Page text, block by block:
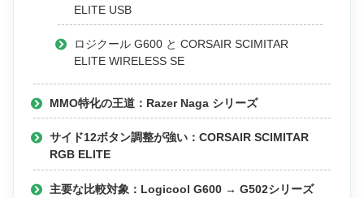
ELITE USB
ロジクール G600 と CORSAIR SCIMITAR
ELITE WIRELESS SE
MMO特化の王道：Razer Naga シリーズ
サイド12ボタン調整が強い：CORSAIR SCIMITAR
RGB ELITE
主要な比較対象：Logicool G600 → G502シリーズ